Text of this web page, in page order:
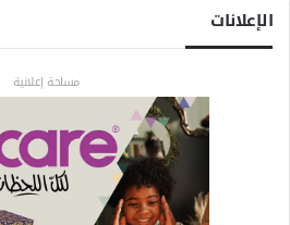
الإعلانات
مساحة إعلانية